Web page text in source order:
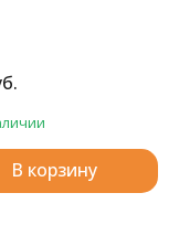
В корзину